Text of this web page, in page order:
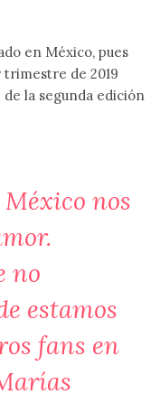
en México, pues
de 2019
la segunda edición
nos
no
estamos
fans en